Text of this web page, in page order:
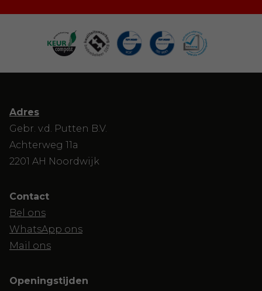
Adres
Gebr. v.d. Putten B.V.
Achterweg 11a
2201 AH Noordwijk
Contact
Bel ons
WhatsApp ons
Mail ons
Openingstijden